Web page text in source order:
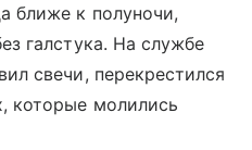
ближе к полуночи,
галстука. На службе
свечи, перекрестился
которые молились